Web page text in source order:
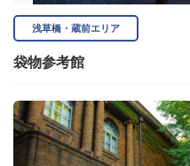
浅草橋・蔵前エリア
袋物参考館